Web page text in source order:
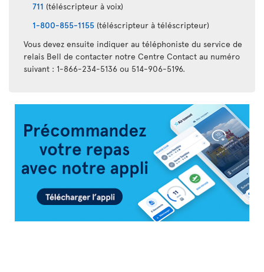
711 (téléscripteur à voix)
1-800-855-1155 (téléscripteur à téléscripteur)
Vous devez ensuite indiquer au téléphoniste du service de
relais Bell de contacter notre Centre Contact au numéro
suivant : 1-866-234-5136 ou 514-906-5196.
Air
Transat